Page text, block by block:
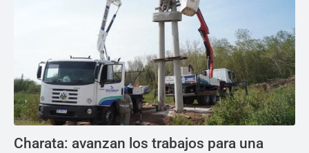
Charata: avanzan los trabajos para una